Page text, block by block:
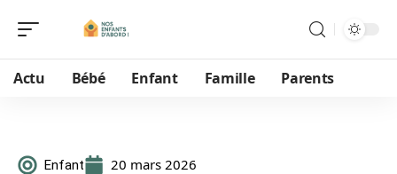
Actu Bébé Enfant Famille Parents
Enfant 20 mars 2026